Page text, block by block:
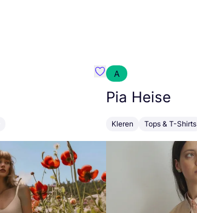
Favoriete {naam}
A
Pia Heise
Kleren Tops & T-Shirts